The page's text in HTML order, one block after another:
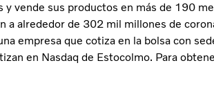
y vende sus productos en más de 190
a alrededor de 302 mil millones de
empresa que cotiza en la bolsa con
en Nasdaq de Estocolmo. Para